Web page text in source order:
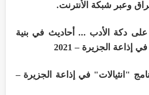
وعبر شبكة الأنترنت.
دكة الأدب ... أحاديث في بنية
إذاعة الجزيرة – 2021
"انثيالات" في إذاعة الجزيرة –